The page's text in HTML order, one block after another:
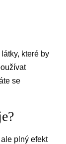
které by
se
plný efekt